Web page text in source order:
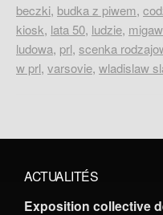
beczki, budka z piwem,
kiosk, lata 50, ludzie,
ludowa, prl, scenka
w prl, varsovie, wladislaw
ACTUALITÉS
Exposition collective